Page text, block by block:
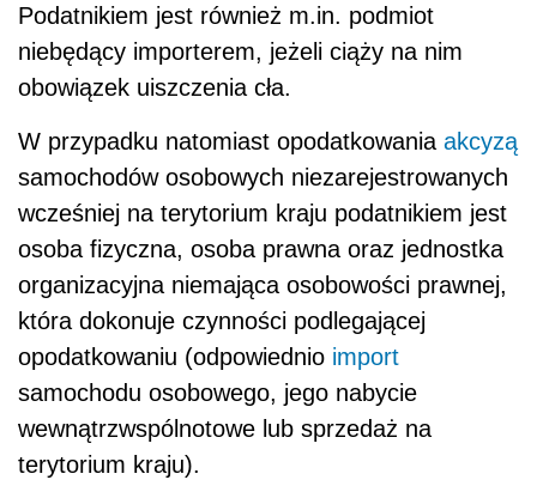
Podatnikiem jest również m.in. podmiot
niebędący importerem, jeżeli ciąży na nim
obowiązek uiszczenia cła.
W przypadku natomiast opodatkowania akcyzą
samochodów osobowych niezarejestrowanych
wcześniej na terytorium kraju podatnikiem jest
osoba fizyczna, osoba prawna oraz jednostka
organizacyjna niemająca osobowości prawnej,
która dokonuje czynności podlegającej
opodatkowaniu (odpowiednio import
samochodu osobowego, jego nabycie
wewnątrzwspólnotowe lub sprzedaż na
terytorium kraju).